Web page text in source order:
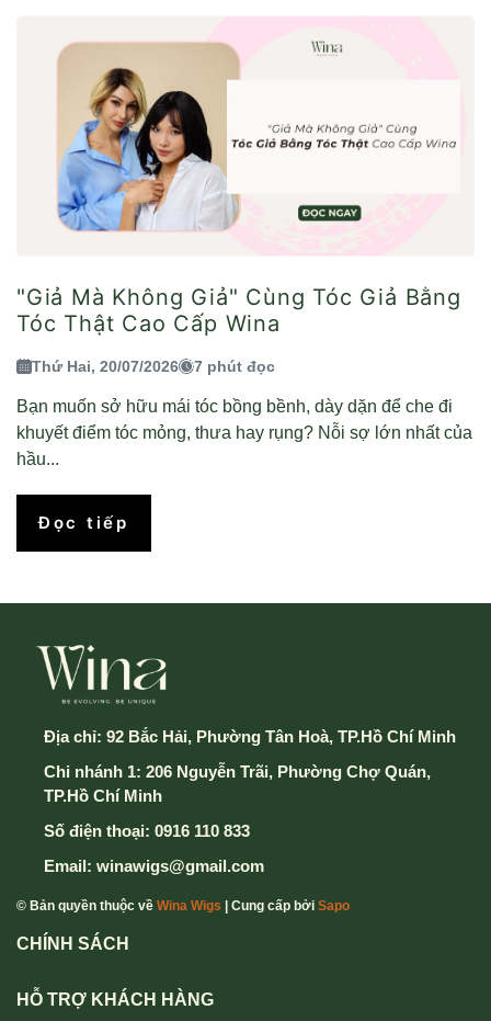
"Giả Mà Không Giả" Cùng Tóc Giả Bằng
Tóc Thật Cao Cấp Wina
Thứ Hai, 20/07/2026 7 phút đọc
Bạn muốn sở hữu mái tóc bồng bềnh, dày dặn để che đi
khuyết điểm tóc mỏng, thưa hay rụng? Nỗi sợ lớn nhất của
hầu...
Đọc tiếp
Địa chỉ: 92 Bắc Hải, Phường Tân Hoà, TP.Hồ Chí Minh
Chi nhánh 1: 206 Nguyễn Trãi, Phường Chợ Quán,
TP.Hồ Chí Minh
Số điện thoại: 0916 110 833
Email: winawigs@gmail.com
© Bản quyền thuộc về Wina Wigs | Cung cấp bởi Sapo
CHÍNH SÁCH
HỖ TRỢ KHÁCH HÀNG